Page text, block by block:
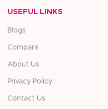
USEFUL LINKS
Blogs
Compare
About Us
Privacy Policy
Contact Us